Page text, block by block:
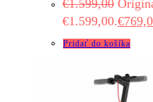
€1.599,00
€1.599,00.€
Pridať do košíka